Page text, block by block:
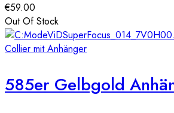
€59.00
Out Of Stock
Collier mit Anhänger